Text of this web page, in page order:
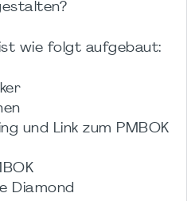
wie folgt aufgebaut:
und Link zum PMBOK
Diamond